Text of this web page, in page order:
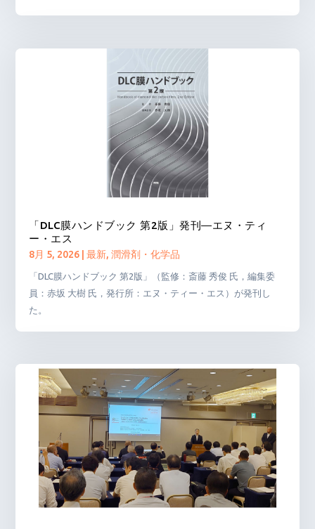
「DLC膜ハンドブック 第2版」発刊―エヌ・ティ
ー・エス
8月 5, 2026 |最新,潤滑剤・化学品
「DLC膜ハンドブック 第2版」（監修：斎藤 秀俊 氏，編集委
員：赤坂 大樹 氏，発行所：エヌ・ティー・エス）が発刊し
た。